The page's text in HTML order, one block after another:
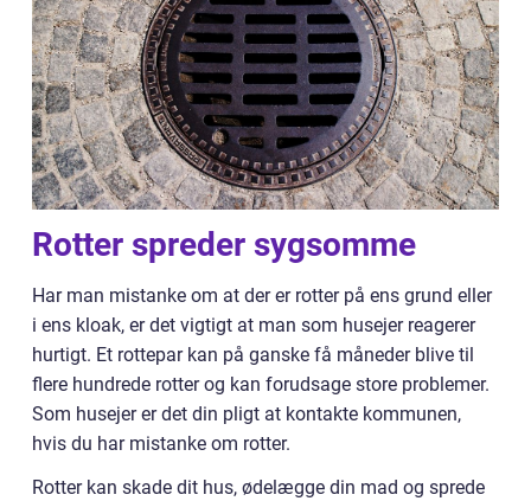
Rotter spreder sygsomme
Har man mistanke om at der er rotter på ens grund eller
i ens kloak, er det vigtigt at man som husejer reagerer
hurtigt. Et rottepar kan på ganske få måneder blive til
flere hundrede rotter og kan forudsage store problemer.
Som husejer er det din pligt at kontakte kommunen,
hvis du har mistanke om rotter.
Rotter kan skade dit hus, ødelægge din mad og sprede